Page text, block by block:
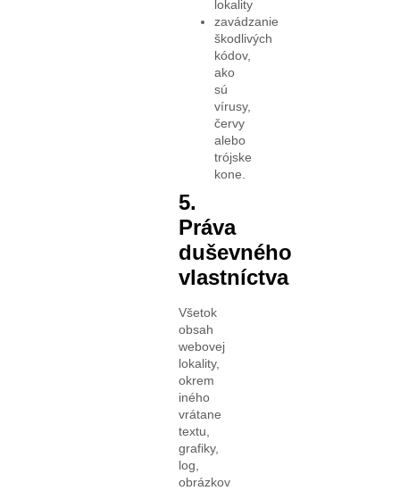
lokality
zavádzanie
škodlivých
kódov,
ako
sú
vírusy,
červy
alebo
trójske
kone.
5.
Práva
duševného
vlastníctva
Všetok
obsah
webovej
lokality,
okrem
iného
vrátane
textu,
grafiky,
log,
obrázkov